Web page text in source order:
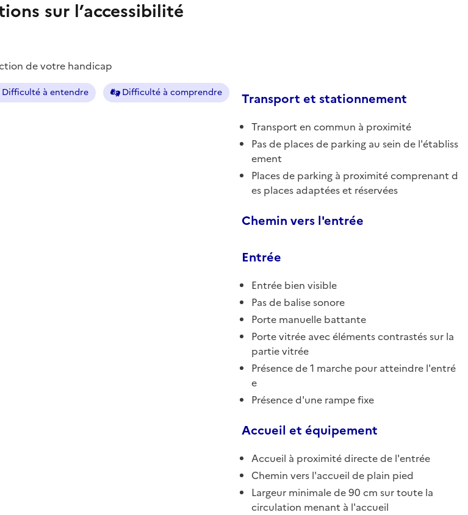
sur l’accessibilité
de votre handicap
Difficulté à entendre Difficulté à comprendre Transport et stationnement
Transport en commun à proximité
Pas de places de parking au sein de l'établiss
ement
Places de parking à proximité comprenant d
es places adaptées et réservées
Chemin vers l'entrée
Entrée
Entrée bien visible
Pas de balise sonore
Porte manuelle battante
Porte vitrée avec éléments contrastés sur la
partie vitrée
Présence de 1 marche pour atteindre l'entré
e
Présence d'une rampe fixe
Accueil et équipement
Accueil à proximité directe de l'entrée
Chemin vers l'accueil de plain pied
Largeur minimale de 90 cm sur toute la
circulation menant à l'accueil